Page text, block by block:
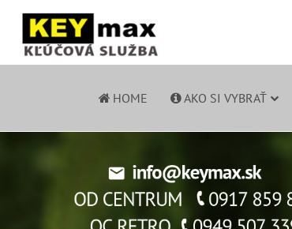
HOME AKO SI VYBRAŤ